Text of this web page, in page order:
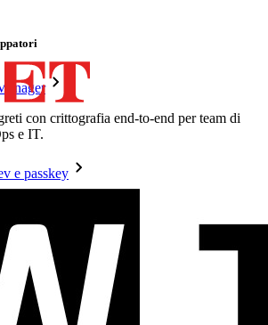
con crittografia end-to-end per team di
e IT.
e passkey
per sviluppatori